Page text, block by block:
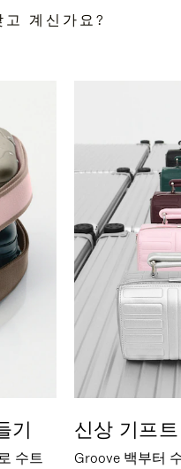
계신가요?
기
수트
신상 기프
Groove 백부터